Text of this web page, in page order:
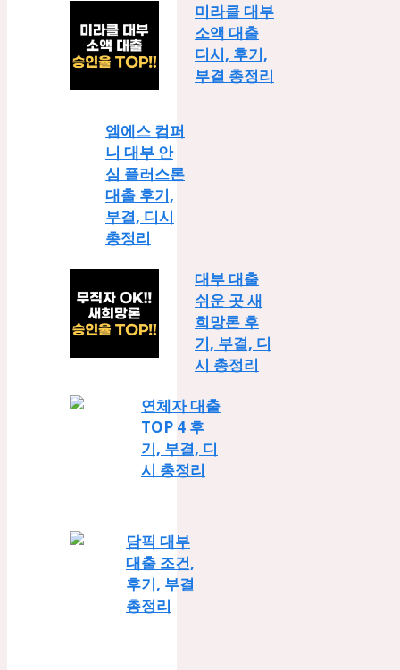
미라클 대부
소액 대출
디시, 후기,
부결 총정리
엠에스 컴퍼
니 대부 안
심 플러스론
대출 후기,
부결, 디시
총정리
대부 대출
쉬운 곳 새
희망론 후
기, 부결, 디
시 총정리
연체자 대출
TOP 4 후
기, 부결, 디
시 총정리
담픽 대부
대출 조건,
후기, 부결
총정리